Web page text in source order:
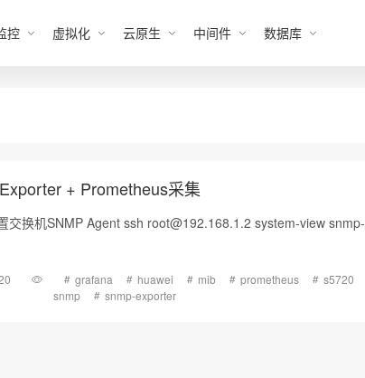
控 虚拟化 云原生 中间件 数据库
+ Prometheus采集
交换机SNMP Agent ssh root@192.168.1.2 system-view snmp-
grafana huawei mib prometheus
s5720
snmp
snmp-exporter